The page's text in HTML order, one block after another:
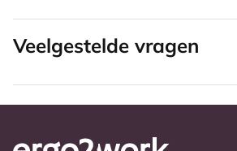
Veelgestelde vragen